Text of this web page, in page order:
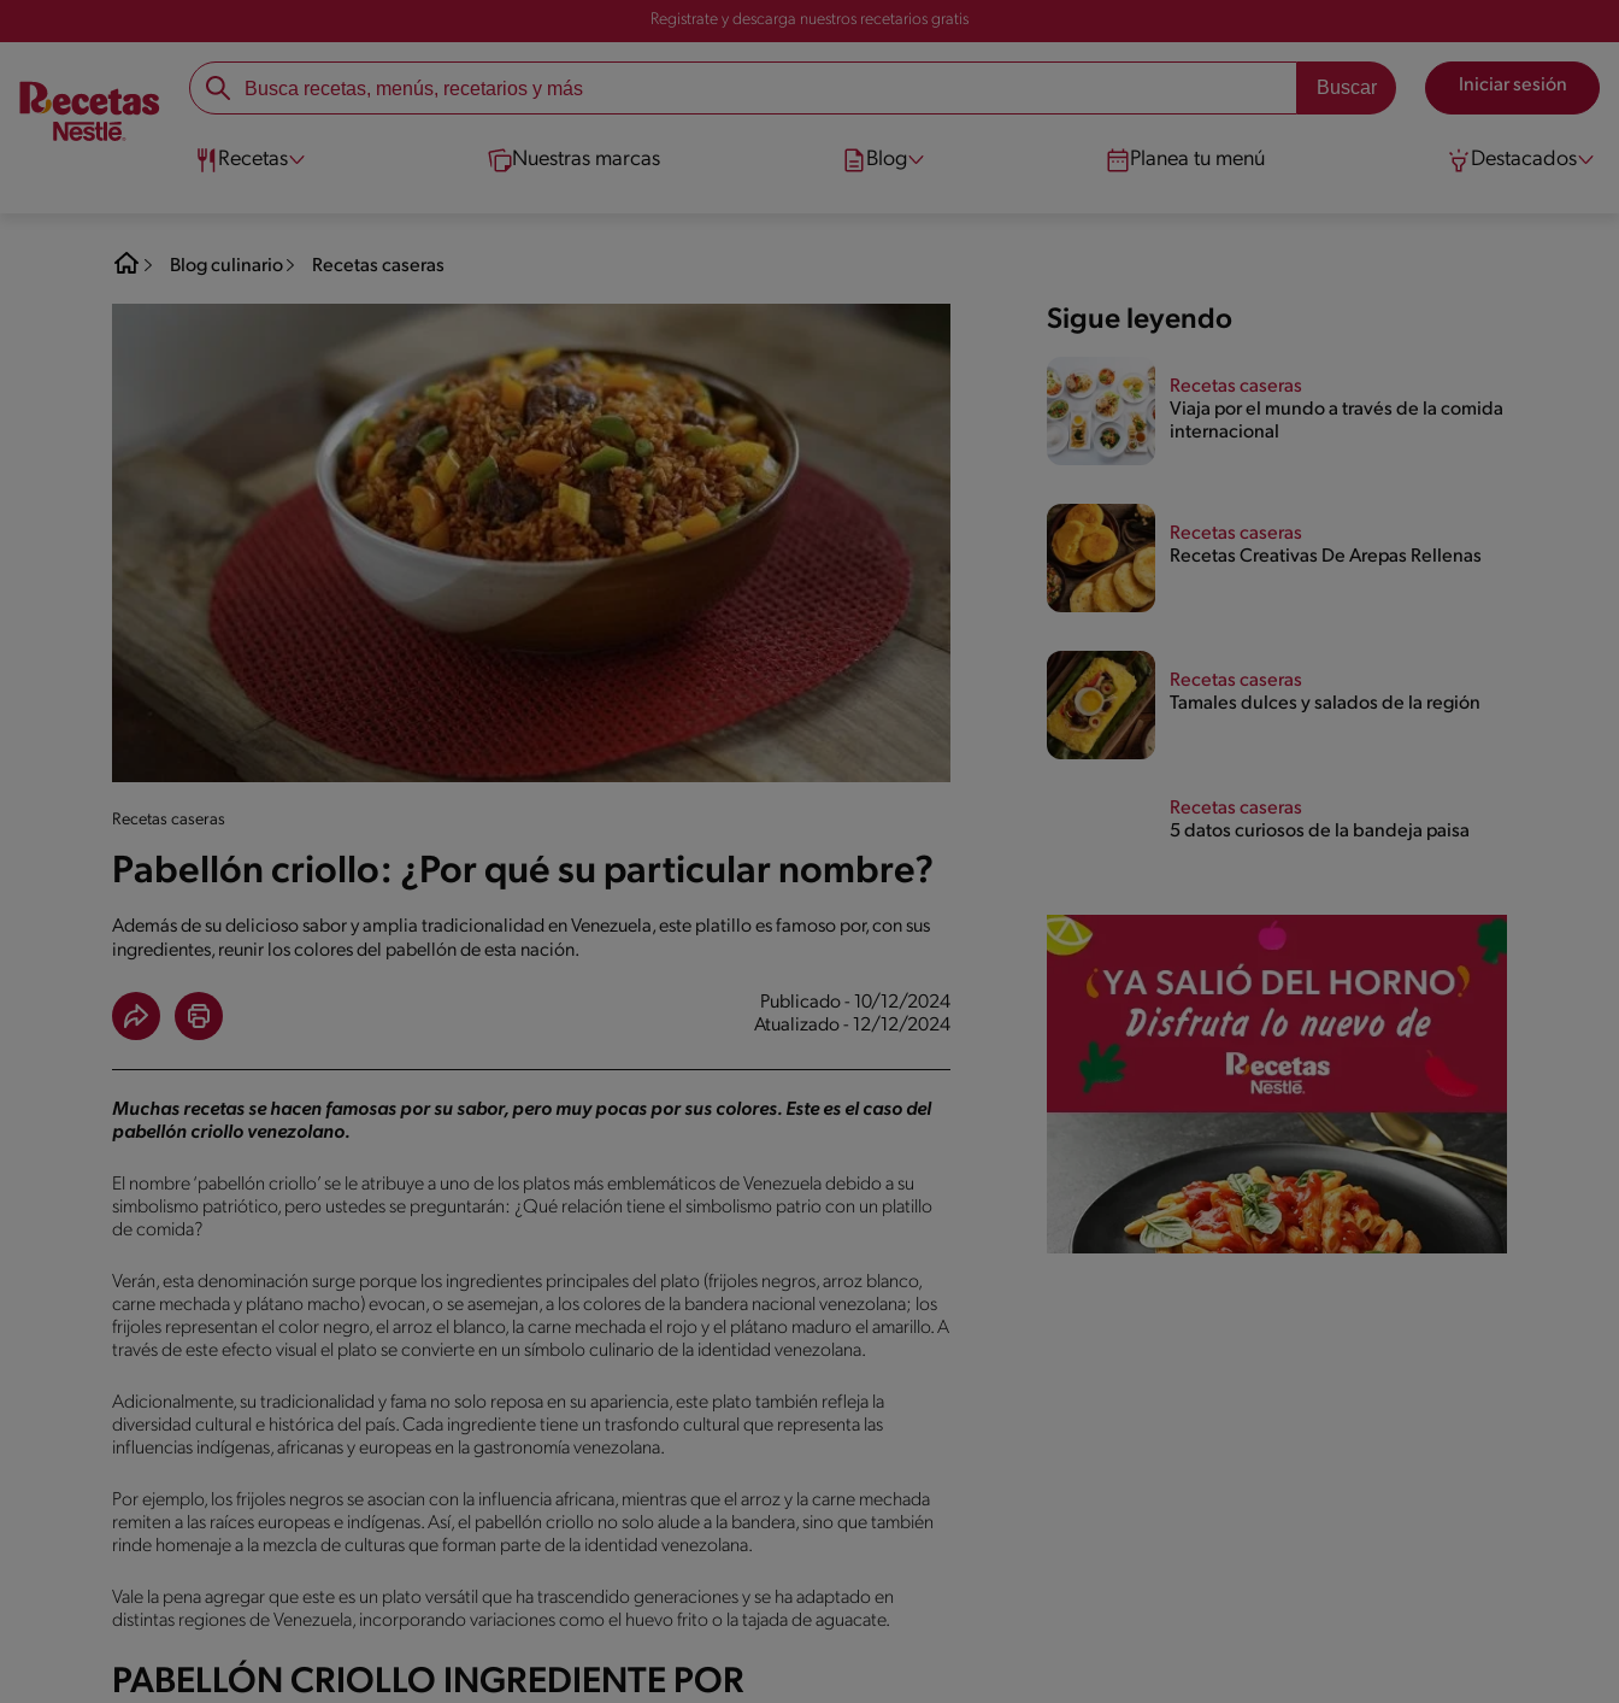
Registrate y descarga nuestros recetarios gratis
Iniciar sesión
Recetas Nuestras marcas Blog Planea tu menú Destacados
Blog culinario Recetas caseras
Recetas caseras
Pabellón criollo: ¿Por qué su particular nombre?
Además de su delicioso sabor y amplia tradicionalidad en Venezuela, este platillo es famoso por, con sus
ingredientes, reunir los colores del pabellón de esta nación.
Publicado - 10/12/2024
Atualizado - 12/12/2024
Muchas recetas se hacen famosas por su sabor, pero muy pocas por sus colores. Este es el caso del
pabellón criollo venezolano.
El nombre ‘pabellón criollo’ se le atribuye a uno de los platos más emblemáticos de Venezuela debido a su
simbolismo patriótico, pero ustedes se preguntarán: ¿Qué relación tiene el simbolismo patrio con un platillo
de comida?
Verán, esta denominación surge porque los ingredientes principales del plato (frijoles negros, arroz blanco,
carne mechada y plátano macho) evocan, o se asemejan, a los colores de la bandera nacional venezolana; los
frijoles representan el color negro, el arroz el blanco, la carne mechada el rojo y el plátano maduro el amarillo. A
través de este efecto visual el plato se convierte en un símbolo culinario de la identidad venezolana.
Adicionalmente, su tradicionalidad y fama no solo reposa en su apariencia, este plato también refleja la
diversidad cultural e histórica del país. Cada ingrediente tiene un trasfondo cultural que representa las
influencias indígenas, africanas y europeas en la gastronomía venezolana.
Por ejemplo, los frijoles negros se asocian con la influencia africana, mientras que el arroz y la carne mechada
remiten a las raíces europeas e indígenas. Así, el pabellón criollo no solo alude a la bandera, sino que también
rinde homenaje a la mezcla de culturas que forman parte de la identidad venezolana.
Vale la pena agregar que este es un plato versátil que ha trascendido generaciones y se ha adaptado en
distintas regiones de Venezuela, incorporando variaciones como el huevo frito o la tajada de aguacate.
PABELLÓN CRIOLLO INGREDIENTE POR
Sigue leyendo
Recetas caseras
Viaja por el mundo a través de la comida
internacional
Recetas caseras
Recetas Creativas De Arepas Rellenas
Recetas caseras
Tamales dulces y salados de la región
Recetas caseras
5 datos curiosos de la bandeja paisa